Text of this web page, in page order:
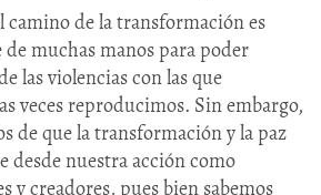
camino de la transformación es
muchas manos para poder
las violencias con las que
veces reproducimos. Sin embargo,
de que la transformación y la paz
desde nuestra acción como
y creadores, pues bien sabemos